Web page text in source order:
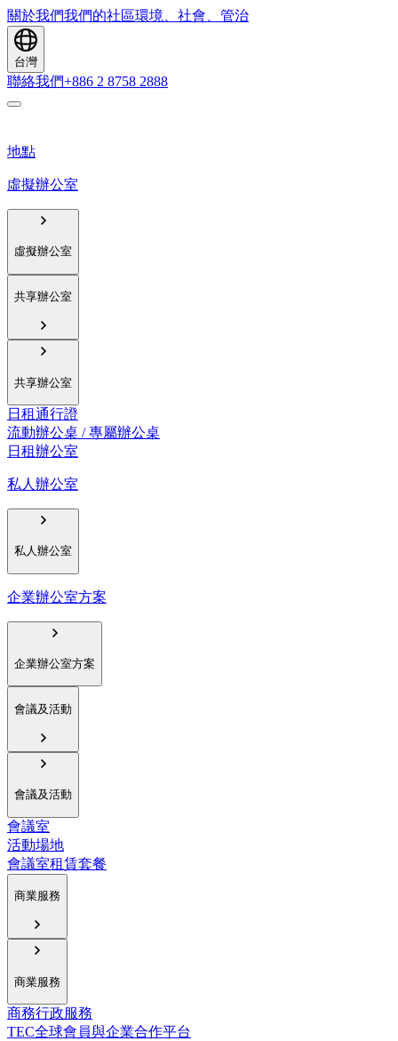
關於我們我們的社區環境、社會、管治
台灣
聯絡我們+886 2 8758 2888
地點
虛擬辦公室
虛擬辦公室
共享辦公室
共享辦公室
日租通行證
流動辦公桌 / 專屬辦公桌
日租辦公室
私人辦公室
私人辦公室
企業辦公室方案
企業辦公室方案
會議及活動
會議及活動
會議室
活動場地
會議室租賃套餐
商業服務
商業服務
商務行政服務
TEC全球會員與企業合作平台